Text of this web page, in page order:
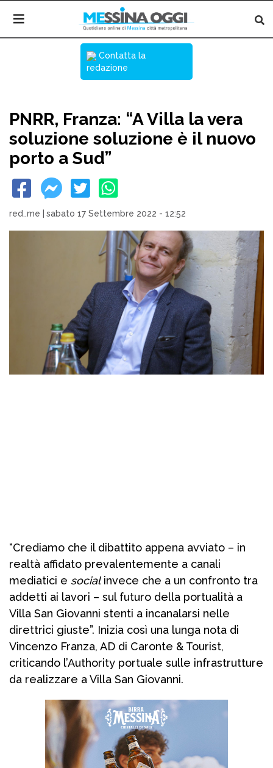
Contatta la
redazione
PNRR, Franza: “A Villa la vera
soluzione soluzione è il nuovo
porto a Sud”
red..me sabato 17 Settembre 2022 - 12:52
“Crediamo che il dibattito appena avviato – in
realtà affidato prevalentemente a canali
mediatici e socialinvece che a un confronto tra
addetti ai lavori – sul futuro della portualità a
Villa San Giovanni stenti a incanalarsi nelle
direttrici giuste”. Inizia così una lunga nota di
Vincenzo Franza, AD di Caronte & Tourist,
criticando l’Authority portuale sulle infrastrutture
da realizzare a Villa San Giovanni.